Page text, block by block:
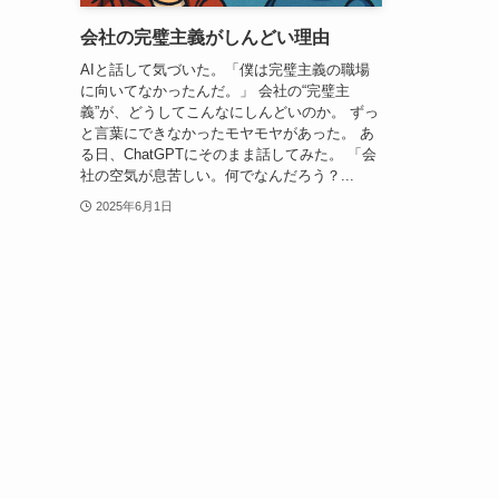
会社の完璧主義がしんどい理由
AIと話して気づいた。「僕は完璧主義の職場
に向いてなかったんだ。」 会社の“完璧主
義”が、どうしてこんなにしんどいのか。 ずっ
と言葉にできなかったモヤモヤがあった。 あ
る日、ChatGPTにそのまま話してみた。 「会
社の空気が息苦しい。何でなんだろう？...
2025年6月1日